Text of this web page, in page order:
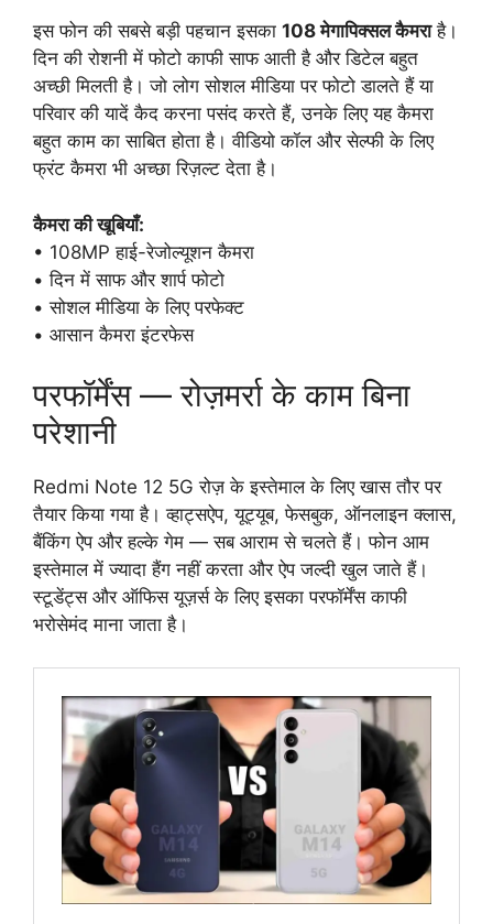
इस फोन की सबसे बड़ी पहचान इसका 108 मेगापिक्सल कैमराहै।
दिन की रोशनी में फोटो काफी साफ आती है और डिटेल बहुत
अच्छी मिलती है। जो लोग सोशल मीडिया पर फोटो डालते हैं या
परिवार की यादें कैद करना पसंद करते हैं, उनके लिए यह कैमरा
बहुत काम का साबित होता है। वीडियो कॉल और सेल्फी के लिए
फ्रंट कैमरा भी अच्छा रिज़ल्ट देता है।
कैमरा की खूबियाँ:
• 108MP हाई-रेजोल्यूशन कैमरा
• दिन में साफ और शार्प फोटो
• सोशल मीडिया के लिए परफेक्ट
• आसान कैमरा इंटरफेस
परफॉर्मेंस — रोज़मर्रा के काम बिना
परेशानी
Redmi Note 12 5G रोज़ के इस्तेमाल के लिए खास तौर पर
तैयार किया गया है। व्हाट्सऐप, यूट्यूब, फेसबुक, ऑनलाइन क्लास,
बैंकिंग ऐप और हल्के गेम — सब आराम से चलते हैं। फोन आम
इस्तेमाल में ज्यादा हैंग नहीं करता और ऐप जल्दी खुल जाते हैं।
स्टूडेंट्स और ऑफिस यूज़र्स के लिए इसका परफॉर्मेंस काफी
भरोसेमंद माना जाता है।